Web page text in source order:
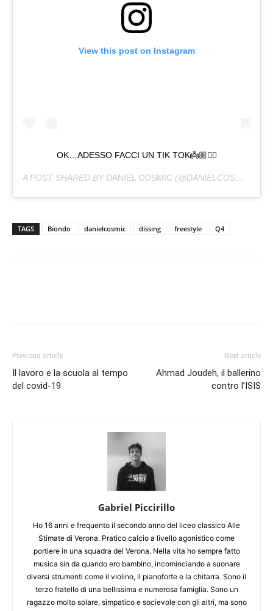
View this post on Instagram
OK…ADESSO FACCI UN TIK TOK👼🏼✌🏻
A POST SHARED BY DANIEL COSMIC (@DANIELCOSMIC) ON
TAGS Biondo danielcosmic dissing freestyle Q4
Previous article
Il lavoro e la scuola al tempo
del covid-19
Next article
Ahmad Joudeh, il ballerino
contro l’ISIS
Gabriel Piccirillo
Ho 16 anni e frequento il secondo anno del liceo classico Alle
Stimate di Verona. Pratico calcio a livello agonistico come
portiere in una squadra del Verona. Nella vita ho sempre fatto
musica sin da quando ero bambino, incominciando a suonare
diversi strumenti come il violino, il pianoforte e la chitarra. Sono il
terzo fratello di una bellissima e numerosa famiglia. Sono un
ragazzo molto solare, simpatico e socievole con gli altri, ma sono